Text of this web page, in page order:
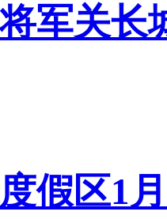
军关长
假区1